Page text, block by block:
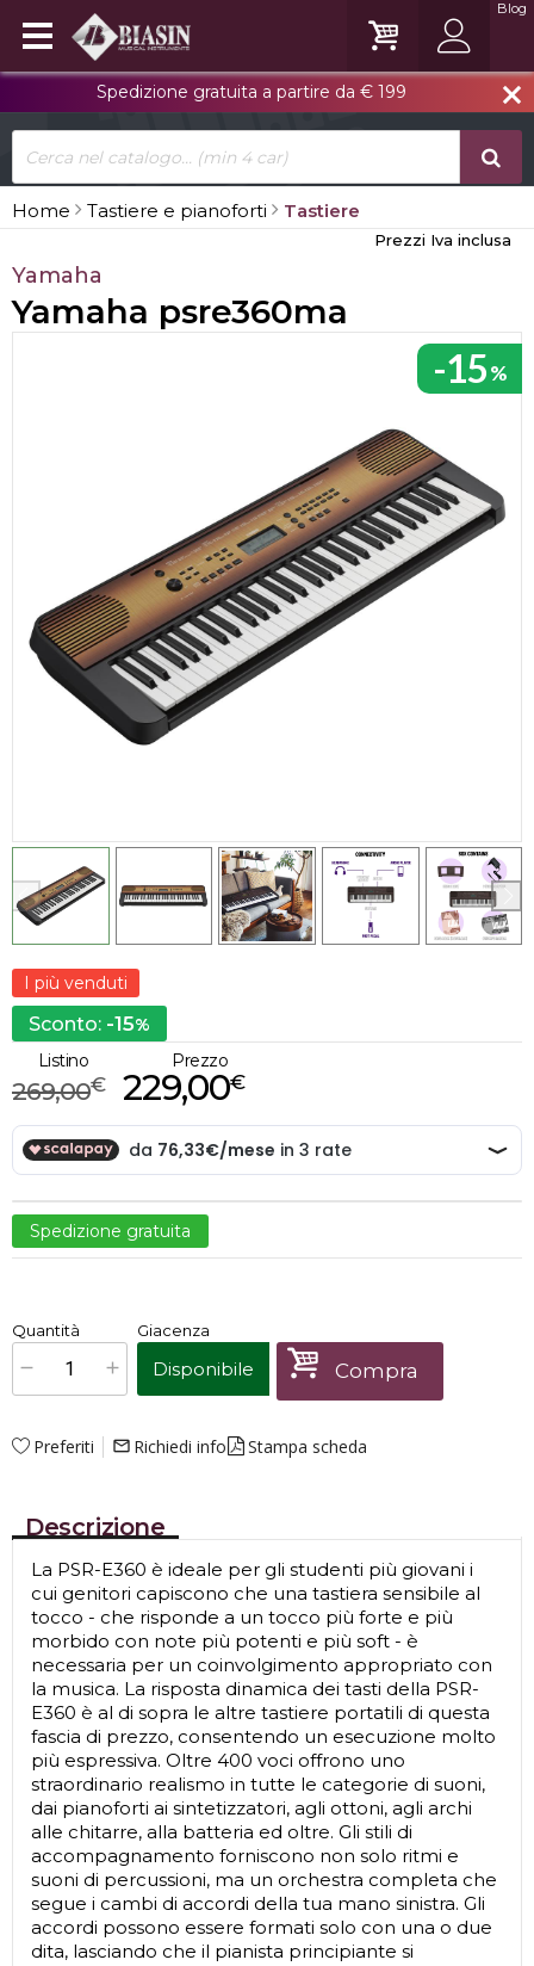
close
Spedizione gratuita a partire da € 199
Blog
Home Tastiere e pianoforti Tastiere
Prezzi Iva inclusa
Yamaha
Yamaha psre360ma
-15%
I più venduti
Sconto: -15%
Listino
€
269,00
Prezzo
€
229,00
Spedizione gratuita
x1 Prezzo finale:€229,00
Quantità Giacenza
Disponibile Compra
Preferiti mail_outline Richiedi info Stampa scheda
Descrizione
La PSR-E360 è ideale per gli studenti più giovani i
cui genitori capiscono che una tastiera sensibile al
tocco - che risponde a un tocco più forte e più
morbido con note più potenti e più soft - è
necessaria per un coinvolgimento appropriato con
la musica. La risposta dinamica dei tasti della PSR-
E360 è al di sopra le altre tastiere portatili di questa
fascia di prezzo, consentendo un esecuzione molto
più espressiva. Oltre 400 voci offrono uno
straordinario realismo in tutte le categorie di suoni,
dai pianoforti ai sintetizzatori, agli ottoni, agli archi
alle chitarre, alla batteria ed oltre. Gli stili di
accompagnamento forniscono non solo ritmi e
suoni di percussioni, ma un orchestra completa che
segue i cambi di accordi della tua mano sinistra. Gli
accordi possono essere formati solo con una o due
dita, lasciando che il pianista principiante si